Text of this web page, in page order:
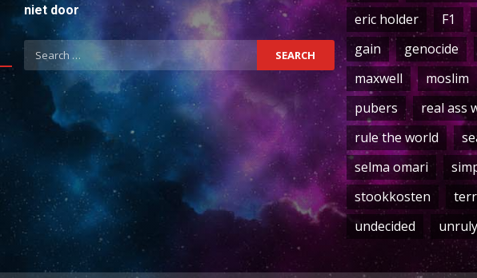
niet door
Search
for:
eric holder
F1
gain
genocide
maxwell
moslim
pubers
real ass
rule the world
selma omari
stookkosten
undecided